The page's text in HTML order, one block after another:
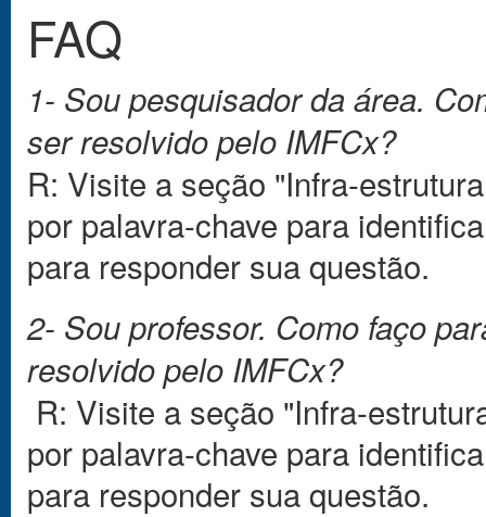
Você está aqui
FAQ
1- Sou pesquisador da área.
ser resolvido pelo IMFCx?
R: Visite a seção "Infra-
por palavra-chave para
para responder sua questão.
2- Sou professor. Como faço
resolvido pelo IMFCx?
R: Visite a seção "Infra-
por palavra-chave para
para responder sua questão.